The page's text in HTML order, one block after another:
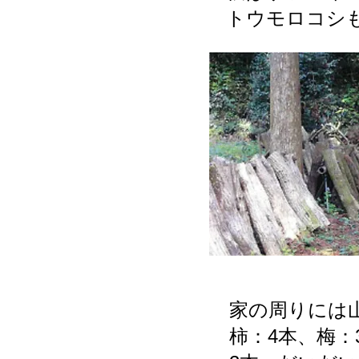
トウモロコシ
家の周りには
柿：4本、梅